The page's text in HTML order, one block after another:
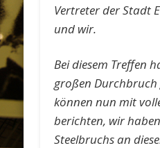
Vertreter der Stadt
und wir.
Bei diesem Treffen
großen
können nun mit
berichten, wir
Steelbruchs an